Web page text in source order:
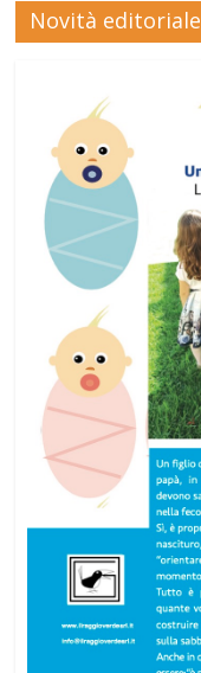
Novità editoriale